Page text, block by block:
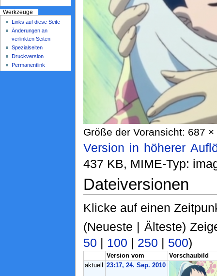
Größe der Voransicht: 687
Version in höherer
437 KB, MIME-Typ:
Dateiversionen
Klicke auf einen
(Neueste | Älteste)
50 | 100 | 250 | 500)
Version vom
Vorschaubild
aktuell
23:17, 24. Sep. 2010
Werkzeuge
Links auf diese Seite
Änderungen an
verlinkten Seiten
Spezialseiten
Druckversion
Permanentlink